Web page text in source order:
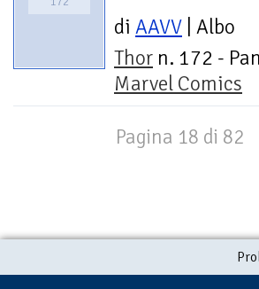
di AAVV | Albo
Thor n. 172 -
Marvel Comics
Pagina 18 di 82